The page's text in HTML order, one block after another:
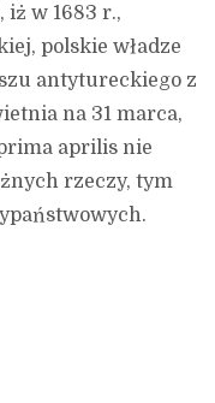
w 1683 r.,
polskie władze
antytureckiego z
na 31 marca,
aprilis nie
rzeczy, tym